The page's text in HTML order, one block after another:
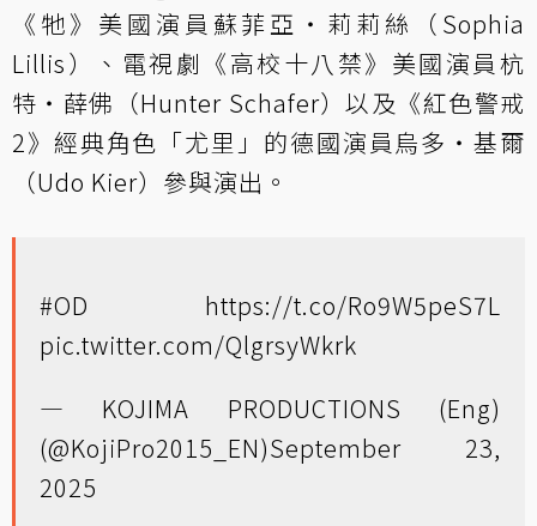
《牠》美國演員蘇菲亞‧莉莉絲（Sophia
Lillis）、電視劇《高校十八禁》美國演員杭
特‧薛佛（Hunter Schafer）以及《紅色警戒
2》經典角色「尤里」的德國演員烏多‧基爾
（Udo Kier）參與演出。
#OD
https://t.co/Ro9W5peS7L
pic.twitter.com/QlgrsyWkrk
— KOJIMA PRODUCTIONS (Eng)
(@KojiPro2015_EN)September 23,
2025